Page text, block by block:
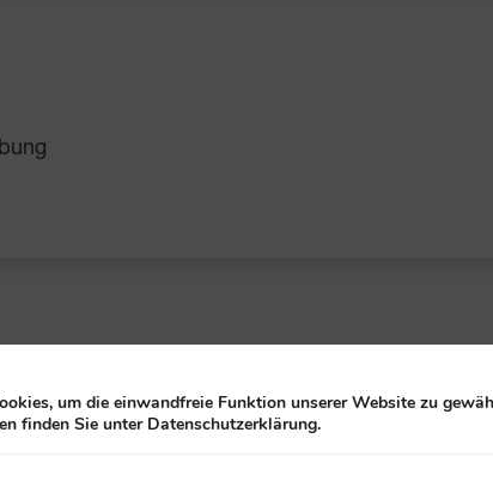
um die einwandfreie Funktion unserer Website zu
finden Sie unter Datenschutzerklärung.